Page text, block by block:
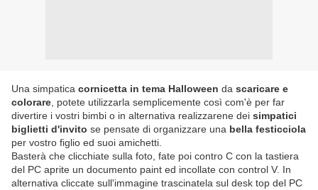
Una simpatica cornicetta in tema Halloween da scaricare e
colorare , potete utilizzarla semplicemente così com'è per far
divertire i vostri bimbi o in alternativa realizzarene dei simpatici
biglietti d'invito se pensate di organizzare una bella festicciola
per vostro figlio ed suoi amichetti.
Basterà che clicchiate sulla foto, fate poi contro C con la tastiera
del PC aprite un documento paint ed incollate con control V. In
alternativa cliccate sull'immagine trascinatela sul desk top del PC